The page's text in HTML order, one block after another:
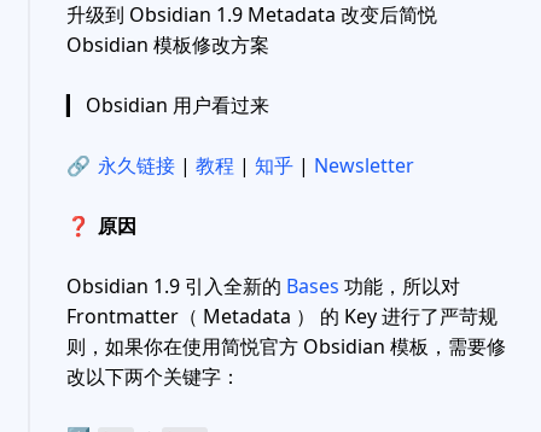
升级到 Obsidian 1.9 Metadata 改变后简悦
Obsidian 模板修改方案
▎ Obsidian 用户看过来
🔗 永久链接 | 教程 | 知乎 | Newsletter
❓ 原因
Obsidian 1.9 引入全新的 Bases 功能，所以对
Frontmatter（ Metadata ） 的 Key 进行了严苛规
则，如果你在使用简悦官方 Obsidian 模板，需要修
改以下两个关键字：